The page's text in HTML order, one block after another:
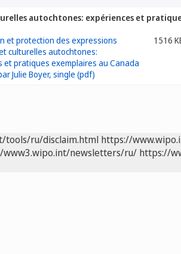
autochtones: expériences et
1516
tools/ru/disclaim.html https://
www3.wipo.int/newsletters/ru/ https://